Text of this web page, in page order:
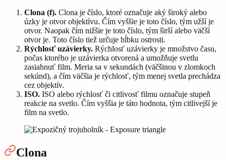
Clona (f). Clona je číslo, ktoré označuje aký široký alebo
úzky je otvor objektívu. Čím vyššie je toto číslo, tým užší je
otvor. Naopak čím nižšie je toto číslo, tým širší alebo väčší
otvor je. Toto číslo tiež určuje hĺbku ostrosti.
Rýchlosť uzávierky. Rýchlosť uzávierky je množstvo času,
počas ktorého je uzávierka otvorená a umožňuje svetlu
zasiahnuť film. Meria sa v sekundách (väčšinou v zlomkoch
sekúnd), a čím väčšia je rýchlosť, tým menej svetla prechádza
cez objektív.
ISO. ISO alebo rýchlosť či citlivosť filmu označuje stupeň
reakcie na svetlo. Čím vyššia je táto hodnota, tým citlivejší je
film na svetlo.
Clona